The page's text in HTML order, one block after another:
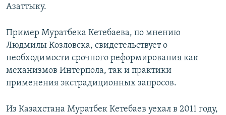
Азаттыку.
Пример Муратбека Кетебаева, по мнению
Людмилы Козловска, свидетельствует о
необходимости срочного реформирования как
механизмов Интерпола, так и практики
применения экстрадиционных запросов.
Из Казахстана Муратбек Кетебаев уехал в 2011 году,